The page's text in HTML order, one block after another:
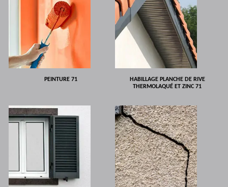
PEINTURE 71
HABILLAGE PLANCHE DE RIVE
THERMOLAQUÉ ET ZINC 71